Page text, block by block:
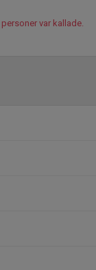
var kallade.